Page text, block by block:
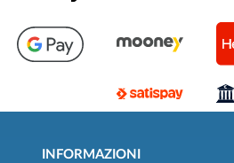
INFORMAZIONI